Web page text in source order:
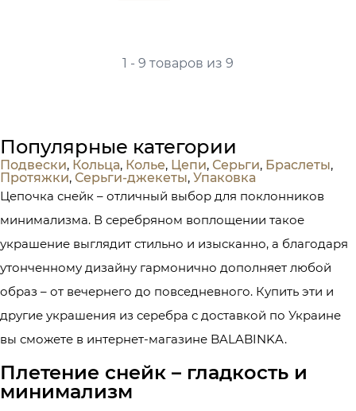
1 - 9 товаров из 9
Популярные категории
Подвески, Кольца, Колье, Цепи, Серьги, Браслеты,
Протяжки, Серьги-джекеты, Упаковка
Цепочка снейк – отличный выбор для поклонников
минимализма. В серебряном воплощении такое
украшение выглядит стильно и изысканно, а благодаря
утонченному дизайну гармонично дополняет любой
образ – от вечернего до повседневного. Купить эти и
другие украшения из серебра с доставкой по Украине
вы сможете в интернет-магазине BALABINKA.
Плетение снейк – гладкость и
минимализм